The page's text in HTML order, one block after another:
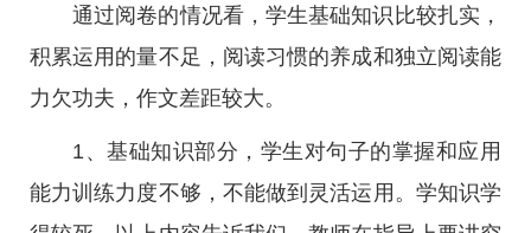
通过阅卷的情况看，学生基础知识比较扎实，
积累运用的量不足，阅读习惯的养成和独立阅读能
力欠功夫，作文差距较大。
1、基础知识部分，学生对句子的掌握和应用
能力训练力度不够，不能做到灵活运用。学知识学